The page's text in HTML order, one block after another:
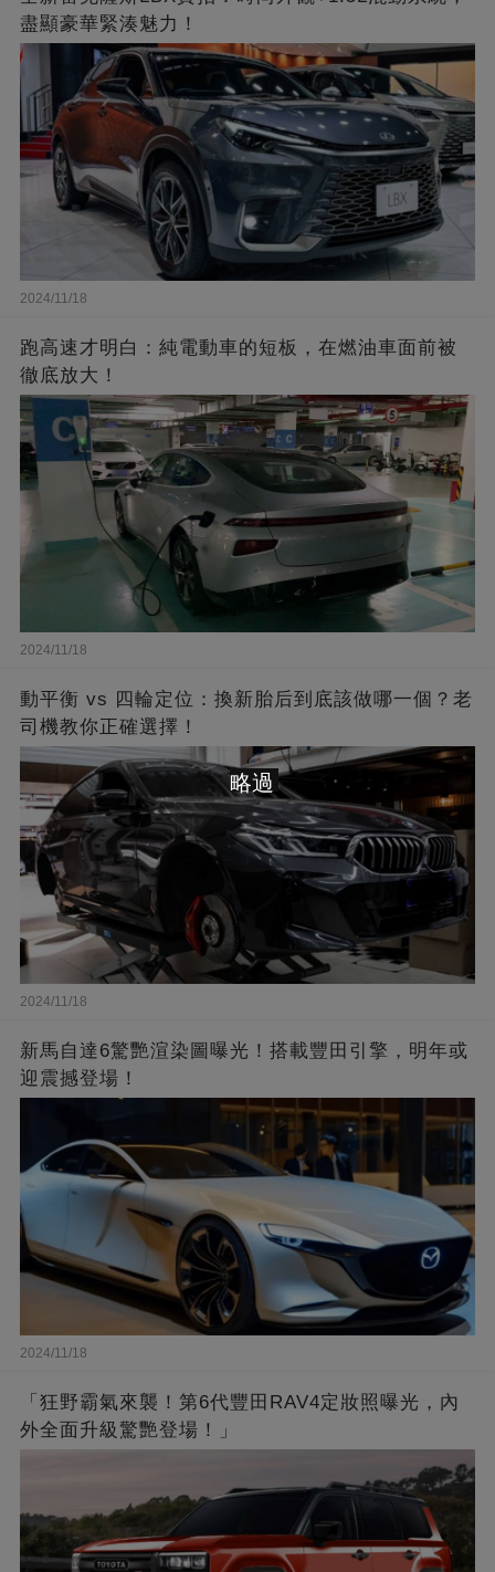
盡顯豪華緊湊魅力！
2024/11/18
跑高速才明白：純電動車的短板，在燃油車面前被
徹底放大！
2024/11/18
動平衡 vs 四輪定位：換新胎后到底該做哪一個？老
司機教你正確選擇！
2024/11/18
新馬自達6驚艷渲染圖曝光！搭載豐田引擎，明年或
迎震撼登場！
2024/11/18
「狂野霸氣來襲！第6代豐田RAV4定妝照曝光，內
外全面升級驚艷登場！」
略過